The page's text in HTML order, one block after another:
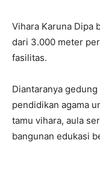
Vihara Karuna Dipa
dari 3.000 meter
fasilitas.
Diantaranya
pendidikan agama
tamu vihara, aula
bangunan edukasi